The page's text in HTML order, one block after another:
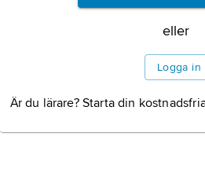
eller
Logga in
Är du lärare? Starta din